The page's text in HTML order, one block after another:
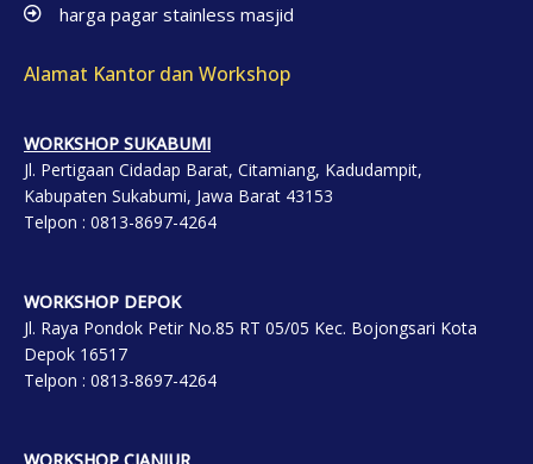
harga pagar stainless masjid
Alamat Kantor dan Workshop
WORKSHOP SUKABUMI
Jl. Pertigaan Cidadap Barat, Citamiang, Kadudampit,
Kabupaten Sukabumi, Jawa Barat 43153
Telpon : 0813-8697-4264
WORKSHOP DEPOK
Jl. Raya Pondok Petir No.85 RT 05/05 Kec. Bojongsari Kota
Depok 16517
Telpon : 0813-8697-4264
WORKSHOP CIANJUR